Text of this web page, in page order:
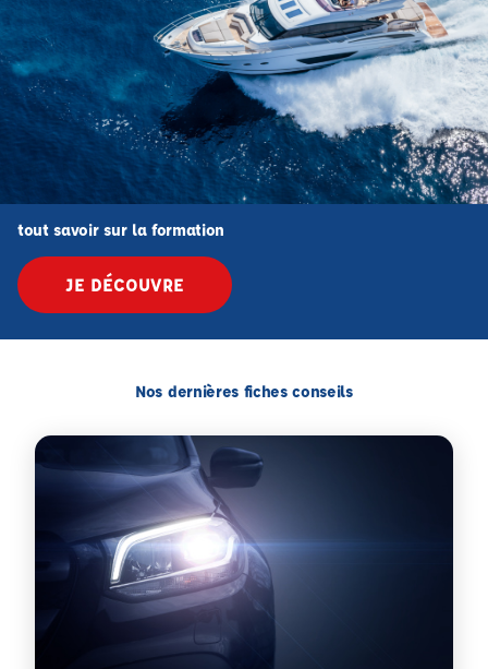
tout savoir sur la formation
JE DÉCOUVRE
Nos dernières fiches conseils